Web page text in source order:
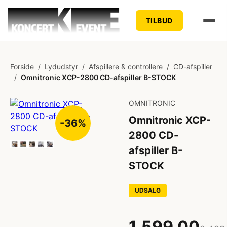
TILBUD
Forside / Lydudstyr / Afspillere & controllere / CD-afspiller
/ Omnitronic XCP-2800 CD-afspiller B-STOCK
-36%
OMNITRONIC
Omnitronic XCP-
2800 CD-
afspiller B-
STOCK
UDSALG